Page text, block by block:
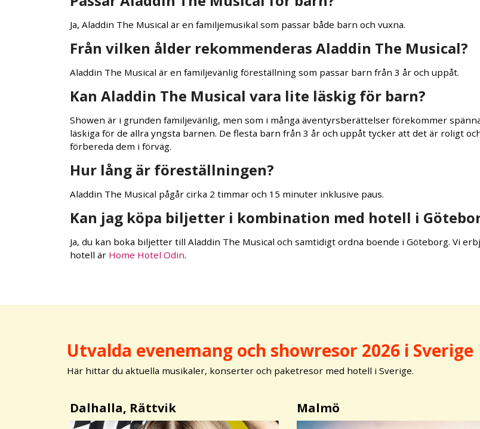
Ja, Aladdin The Musical är en familjemusikal som passar både barn och vuxna.
Från vilken ålder rekommenderas Aladdin The Musical?
Aladdin The Musical är en familjevänlig föreställning som passar barn från 3 år och uppåt.
Kan Aladdin The Musical vara lite läskig för barn?
Showen är i grunden familjevänlig, men som i många äventyrsberättelser förekommer
läskiga för de allra yngsta barnen. De flesta barn från 3 år och uppåt tycker att det är roligt
förbereda dem i förväg.
Hur lång är föreställningen?
Aladdin The Musical pågår cirka 2 timmar och 15 minuter inklusive paus.
Kan jag köpa biljetter i kombination med hotell i
Ja, du kan boka biljetter till Aladdin The Musical och samtidigt ordna boende i Göteborg. Vi
hotell är Home Hotel Odin.
Utvalda evenemang och showresor 2026 i Sverige
Här hittar du aktuella musikaler, konserter och paketresor med hotell i Sverige.
Dalhalla, Rättvik Malmö